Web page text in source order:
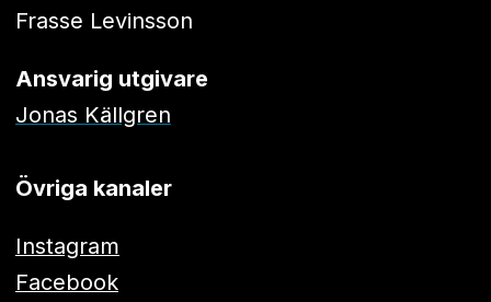
Frasse Levinsson
Ansvarig utgivare
Jonas Källgren
Övriga kanaler
Instagram
Facebook